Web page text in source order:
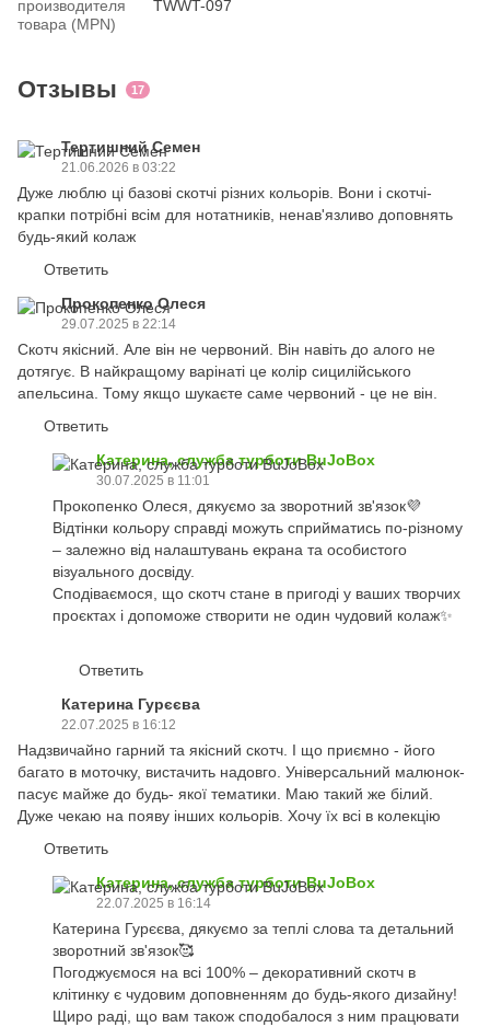
производителя
товара (MPN)
TWWT-097
Отзывы 17
Тертишний Семен
21.06.2026 в 03:22
Дуже люблю ці базові скотчі різних кольорів. Вони і скотчі-
крапки потрібні всім для нотатників, ненав'язливо доповнять
будь-який колаж
Ответить
Прокопенко Олеся
29.07.2025 в 22:14
Скотч якісний. Але він не червоний. Він навіть до алого не
дотягує. В найкращому варінаті це колір сицилійського
апельсина. Тому якщо шукаєте саме червоний - це не він.
Ответить
Катерина, служба турботи BuJoBox
30.07.2025 в 11:01
Прокопенко Олеся, дякуємо за зворотний зв'язок💜
Відтінки кольору справді можуть сприйматись по-різному
– залежно від налаштувань екрана та особистого
візуального досвіду.
Сподіваємося, що скотч стане в пригоді у ваших творчих
проєктах і допоможе створити не один чудовий колаж✨
Ответить
Катерина Гурєєва
22.07.2025 в 16:12
Надзвичайно гарний та якісний скотч. І що приємно - його
багато в моточку, вистачить надовго. Універсальний малюнок-
пасує майже до будь- якої тематики. Маю такий же білий.
Дуже чекаю на появу інших кольорів. Хочу їх всі в колекцію
Ответить
Катерина, служба турботи BuJoBox
22.07.2025 в 16:14
Катерина Гурєєва, дякуємо за теплі слова та детальний
зворотний зв'язок🥰
Погоджуємося на всі 100% – декоративний скотч в
клітинку є чудовим доповненням до будь-якого дизайну!
Щиро раді, що вам також сподобалося з ним працювати